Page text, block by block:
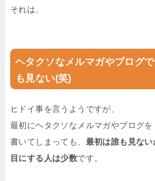
それは、
ヘタクソなメルマガやブログ
も見ない(笑)
ヒドイ事を言うようですが、
最初にヘタクソなメルマガやブログを
書いてしまっても、 最初は誰も見ない
目にする人は少数です。